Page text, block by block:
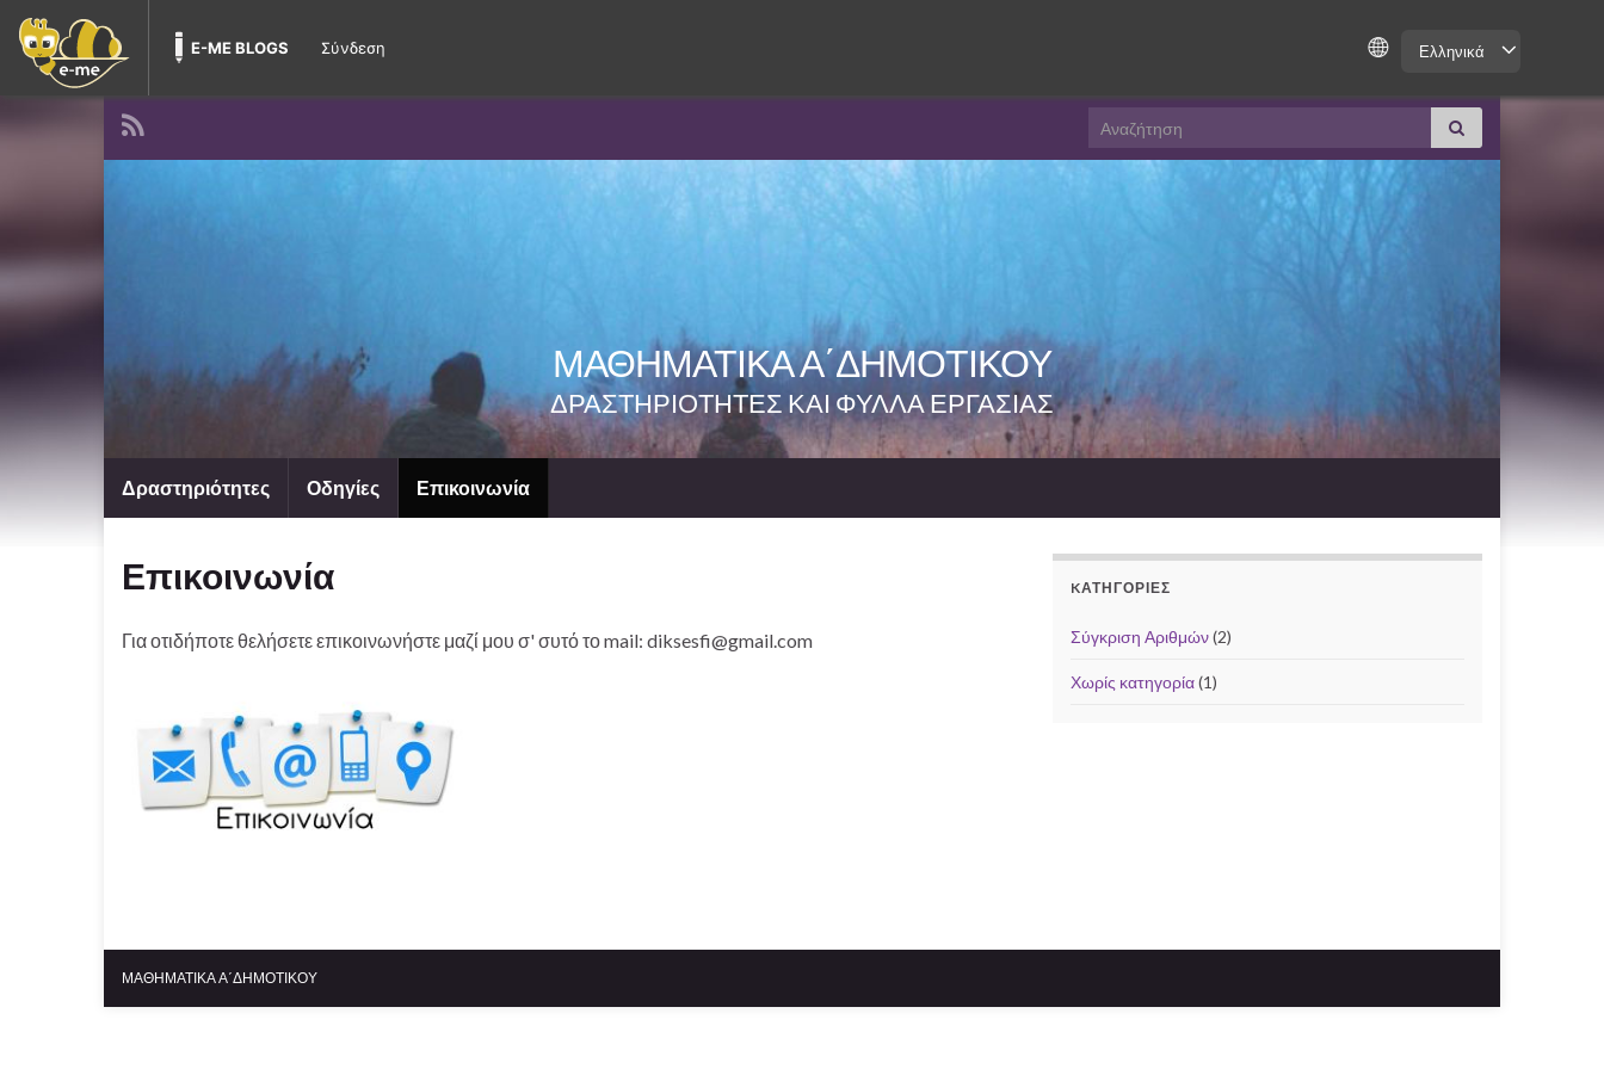
Ελληνικά
E-ME BLOGS Σύνδεση
Search for:
ΜΑΘΗΜΑΤΙΚΑ Α΄ΔΗΜΟΤΙΚΟΥ
ΔΡΑΣΤΗΡΙΟΤΗΤΕΣ ΚΑΙ ΦΥΛΛΑ ΕΡΓΑΣΙΑΣ
Δραστηριότητες Οδηγίες Επικοινωνία
Επικοινωνία
Για οτιδήποτε θελήσετε επικοινωνήστε μαζί μου σ' συτό το mail: diksesfi@gmail.com
KΑΤΗΓΟΡΊΕΣ
Σύγκριση Αριθμών(2)
Χωρίς κατηγορία(1)
ΜΑΘΗΜΑΤΙΚΑ Α΄ΔΗΜΟΤΙΚΟΥ